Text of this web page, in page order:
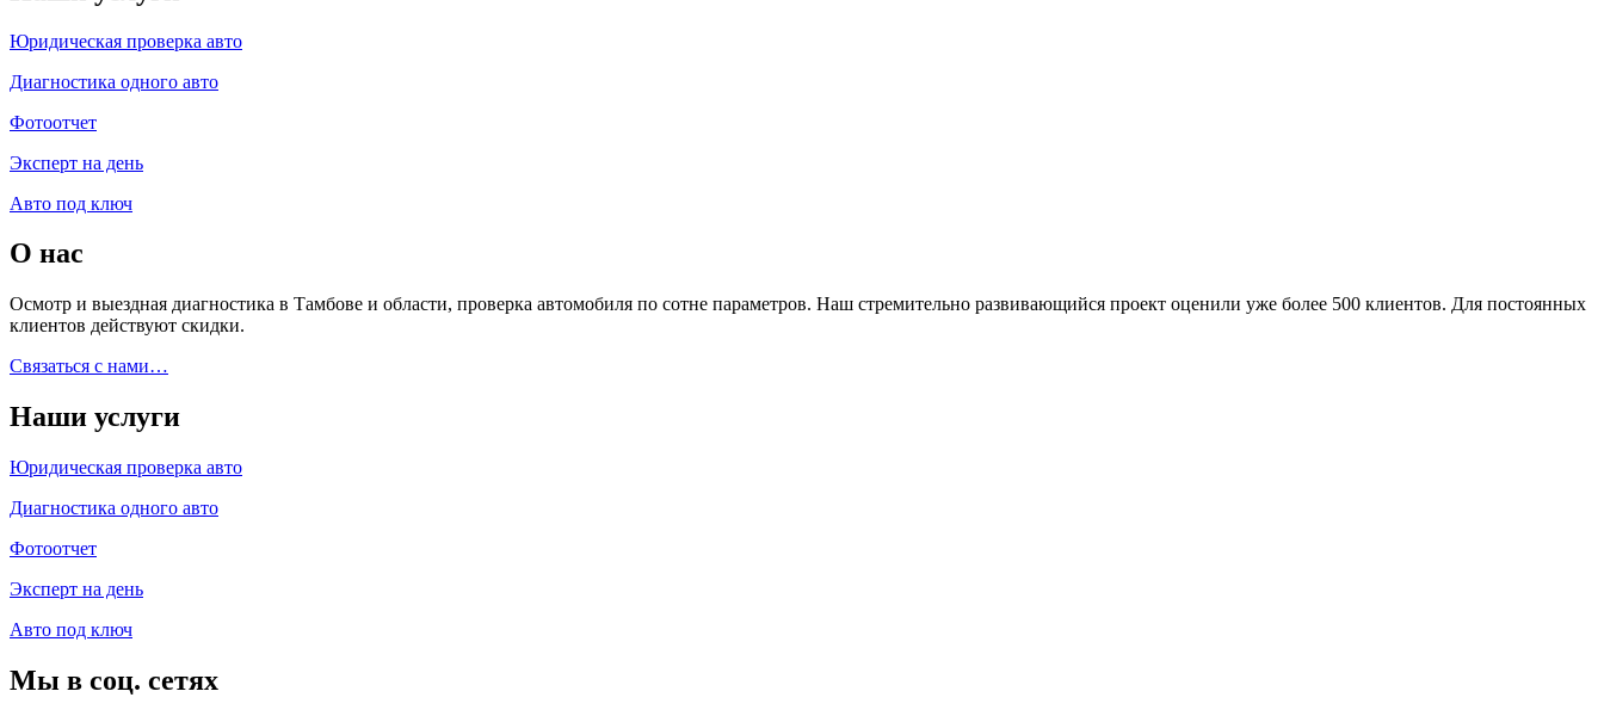
Юридическая проверка авто
Диагностика одного авто
Фотоотчет
Эксперт на день
Авто под ключ
О нас
Осмотр и выездная диагностика в Тамбове и области, проверка автомобиля по сотне параметров. Наш стремительно развивающийся проект оценили уже более 500 клиентов. Для постоянных
клиентов действуют скидки.
Связаться с нами…
Наши услуги
Юридическая проверка авто
Диагностика одного авто
Фотоотчет
Эксперт на день
Авто под ключ
Мы в соц. сетях